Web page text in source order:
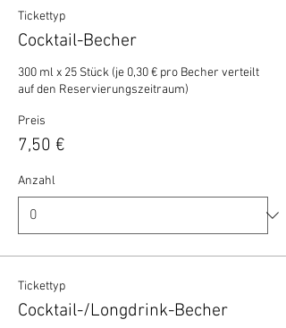
Tickettyp
Cocktail-Becher
300 ml x 25 Stück (je 0,30 € pro Becher verteilt
auf den Reservierungszeitraum)
Preis
7,50 €
Anzahl
Tickettyp
Cocktail-/Longdrink-Becher